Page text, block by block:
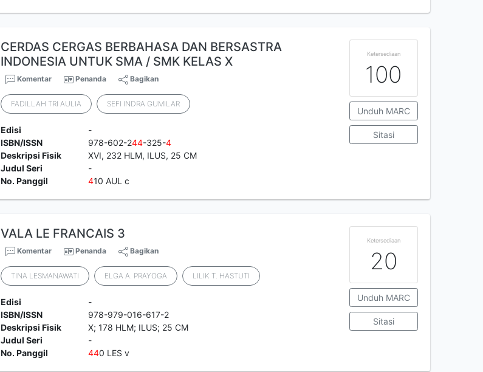
CERDAS CERGAS BERBAHASA DAN BERSASTRA
INDONESIA UNTUK SMA / SMK KELAS X
Komentar Penanda Bagikan
FADILLAH TRI AULIA SEFI INDRA GUMILAR
Edisi
-
ISBN/ISSN
978-602-244-325-4
Deskripsi Fisik
XVI, 232 HLM, ILUS, 25 CM
Judul Seri
-
No. Panggil
410 AUL c
Ketersediaan
100
Unduh MARC
Sitasi
VALA LE FRANCAIS 3
Komentar Penanda Bagikan
TINA LESMANAWATI ELGA A. PRAYOGA LILIK T. HASTUTI
Edisi
-
ISBN/ISSN
978-979-016-617-2
Deskripsi Fisik
X; 178 HLM; ILUS; 25 CM
Judul Seri
-
No. Panggil
440 LES v
Ketersediaan
20
Unduh MARC
Sitasi